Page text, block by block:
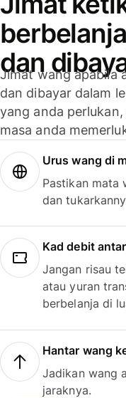
dan
Jimat wang apabila
dan dibayar dalam
yang anda
masa anda
Urus wang di
Pastikan mata
dan
Kad debit
Jangan risau
atau yuran
berbelanja di
Hantar wang
Jadikan wang
jaraknya.